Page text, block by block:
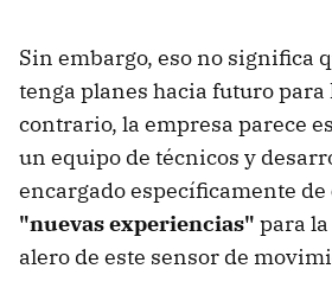
Sin embargo, eso no significa
tenga planes hacia futuro para
contrario, la empresa parece
un equipo de técnicos y
encargado específicamente de
"nuevas experiencias" para
alero de este sensor de